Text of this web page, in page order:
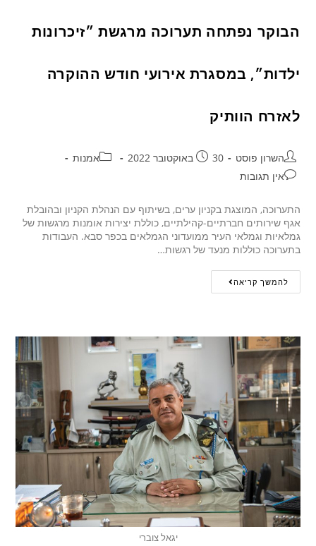
הבוקר נפתחה תערוכה מרגשת ״זיכרונות
ילדות״, במסגרת אירועי חודש ההוקרה
לאזרח הוותיק
השרון פוסט 30 באוקטובר 2022
אמנות
אין תגובות
התערוכה, המוצגת בקניון ערים, בשיתוף עם הנהלת הקניון ובהובלת
אגף שירותים חברתיים-קהילתיים, כוללת יצירות אומנות מרגשות של
גמלאיות וגמלאי העיר ממועדוני הגמלאים בכפר סבא. העבודות
בתערוכה כוללות מנעד של רגשות…
להמשך קריאה
יגאל צוברי